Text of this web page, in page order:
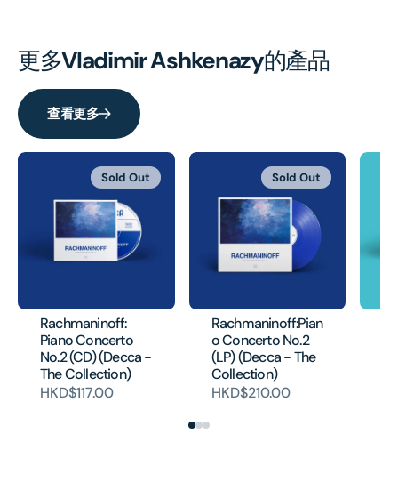
更多Vladimir Ashkenazy的產品
查看更多
Rachmaninoff:
Piano Concerto
No.2 (CD) (Decca -
The Collection)
HKD$117.00
Sold Out
Rachmaninoff:Pian
o Concerto No.2
(LP) (Decca - The
Collection)
HKD$210.00
Sold Out